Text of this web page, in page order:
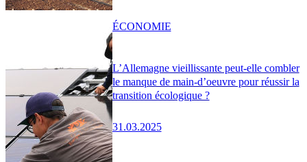
L’Allemagne vieillissante peut-elle combler
le manque de main-d’oeuvre pour réussir la
transition écologique ?
31.03.2025
ÉCONOMIE